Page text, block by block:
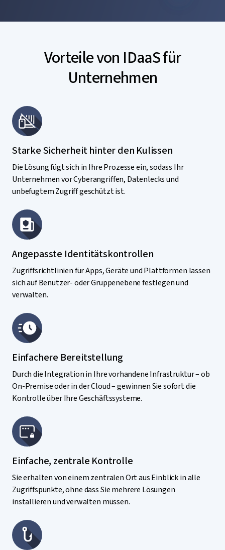
Vorteile von IDaaS für
Unternehmen
Starke Sicherheit hinter den Kulissen
Die Lösung fügt sich in Ihre Prozesse ein, sodass Ihr
Unternehmen vor Cyberangriffen, Datenlecks und
unbefugtem Zugriff geschützt ist.
Angepasste Identitätskontrollen
Zugriffsrichtlinien für Apps, Geräte und Plattformen lassen
sich auf Benutzer- oder Gruppenebene festlegen und
verwalten.
Einfachere Bereitstellung
Durch die Integration in Ihre vorhandene Infrastruktur – ob
On-Premise oder in der Cloud – gewinnen Sie sofort die
Kontrolle über Ihre Geschäftssysteme.
Einfache, zentrale Kontrolle
Sie erhalten von einem zentralen Ort aus Einblick in alle
Zugriffspunkte, ohne dass Sie mehrere Lösungen
installieren und verwalten müssen.